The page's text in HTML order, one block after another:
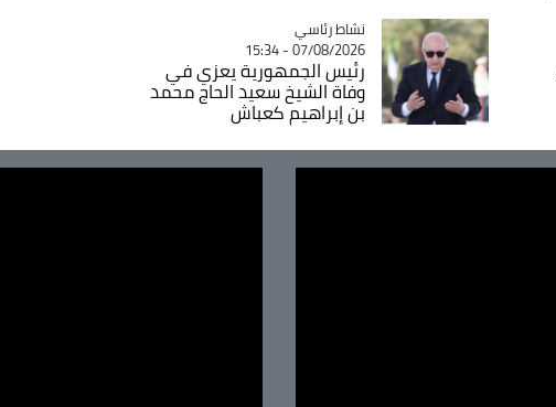
Catégorie
نشاط رئاسي
07/08/2026 - 15:34
رئيس الجمهورية يعزي في
وفاة الشيخ سعيد الحاج محمد
بن إبراهيم كعباش